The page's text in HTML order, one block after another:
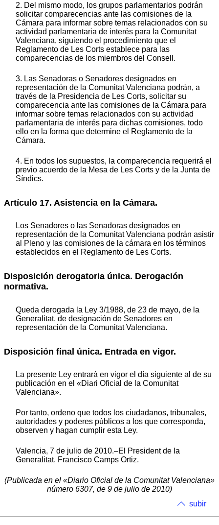
2. Del mismo modo, los grupos parlamentarios podrán
solicitar comparecencias ante las comisiones de la
Cámara para informar sobre temas relacionados con su
actividad parlamentaria de interés para la Comunitat
Valenciana, siguiendo el procedimiento que el
Reglamento de Les Corts establece para las
comparecencias de los miembros del Consell.
3. Las Senadoras o Senadores designados en
representación de la Comunitat Valenciana podrán, a
través de la Presidencia de Les Corts, solicitar su
comparecencia ante las comisiones de la Cámara para
informar sobre temas relacionados con su actividad
parlamentaria de interés para dichas comisiones, todo
ello en la forma que determine el Reglamento de la
Cámara.
4. En todos los supuestos, la comparecencia requerirá el
previo acuerdo de la Mesa de Les Corts y de la Junta de
Síndics.
Artículo 17. Asistencia en la Cámara.
Los Senadores o las Senadoras designados en
representación de la Comunitat Valenciana podrán asistir
al Pleno y las comisiones de la cámara en los términos
establecidos en el Reglamento de Les Corts.
Disposición derogatoria única. Derogación
normativa.
Queda derogada la Ley 3/1988, de 23 de mayo, de la
Generalitat, de designación de Senadores en
representación de la Comunitat Valenciana.
Disposición final única. Entrada en vigor.
La presente Ley entrará en vigor el día siguiente al de su
publicación en el «Diari Oficial de la Comunitat
Valenciana».
Por tanto, ordeno que todos los ciudadanos, tribunales,
autoridades y poderes públicos a los que corresponda,
observen y hagan cumplir esta Ley.
Valencia, 7 de julio de 2010.–El President de la
Generalitat, Francisco Camps Ortiz.
(Publicada en el «Diario Oficial de la Comunitat Valenciana»
número 6307, de 9 de julio de 2010)
subir